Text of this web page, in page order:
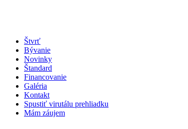
Štvrť
Bývanie
Novinky
Štandard
Financovanie
Galéria
Kontakt
Spustiť virutálu prehliadku
Mám záujem